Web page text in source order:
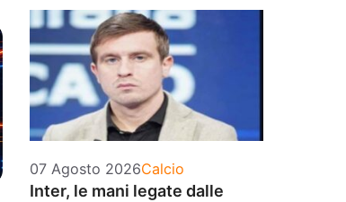
07 Agosto 2026Categorie
Calcio
Inter, le mani legate dalle